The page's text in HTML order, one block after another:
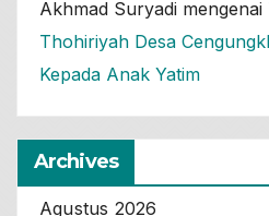
Akhmad Suryadi mengenai
Thohiriyah Desa
Kepada Anak Yatim
Archives
Agustus 2026